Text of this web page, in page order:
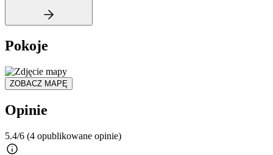
Pokoje
ZOBACZ MAPĘ
Opinie
5.4/6 (4 opublikowane opinie)